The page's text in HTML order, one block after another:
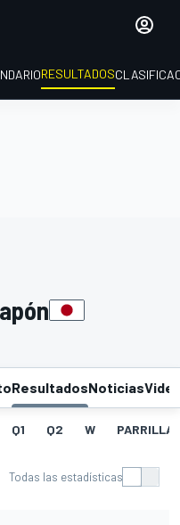
RESULTADOS
ResultadosNoticias
Q1 Q2 W PARRILLA
Todas las estadísticas